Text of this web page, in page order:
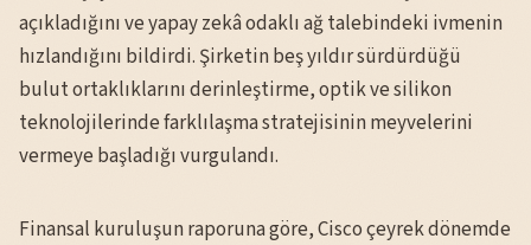
açıkladığını ve yapay zekâ odaklı ağ talebindeki ivmenin
hızlandığını bildirdi. Şirketin beş yıldır sürdürdüğü
bulut ortaklıklarını derinleştirme, optik ve silikon
teknolojilerinde farklılaşma stratejisinin meyvelerini
vermeye başladığı vurgulandı.
Finansal kuruluşun raporuna göre, Cisco çeyrek dönemde